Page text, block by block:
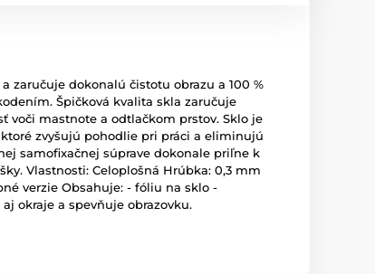
zaručuje dokonalú čistotu obrazu a 100 %
Špičková kvalita skla zaručuje
voči mastnote a odtlačkom prstov. Sklo je
zvyšujú pohodlie pri práci a eliminujú
samofixačnej súprave dokonale priľne k
Vlastnosti: Celoplošná Hrúbka: 0,3 mm
verzie Obsahuje: - fóliu na sklo -
okraje a spevňuje obrazovku.